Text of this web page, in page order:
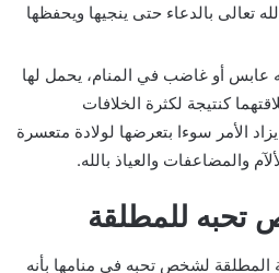
تعالى بالدعاء حتى ينجيها ويحفظها
عابس أو غاضب في المنام، يحمل لها
كنتيجة لكثرة الخلافات
الأمر سوءا بتعرضها لولادة متعسرة
والمضاعفات والعياذ بالله.
للمطلقة
المطلقة لشخص تحبه في منامها بأنه